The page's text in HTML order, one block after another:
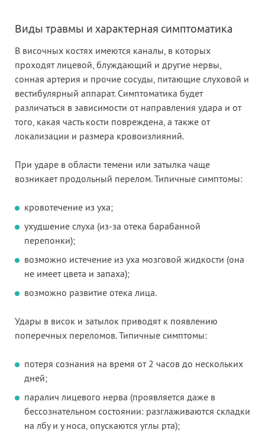
Виды травмы и характерная симптоматика
В височных костях имеются каналы, в которых
проходят лицевой, блуждающий и другие нервы,
сонная артерия и прочие сосуды, питающие слуховой и
вестибулярный аппарат. Симптоматика будет
различаться в зависимости от направления удара и от
того, какая часть кости повреждена, а также от
локализации и размера кровоизлияний.
При ударе в области темени или затылка чаще
возникает продольный перелом. Типичные симптомы:
кровотечение из уха;
ухудшение слуха (из-за отека барабанной
перепонки);
возможно истечение из уха мозговой жидкости (она
не имеет цвета и запаха);
возможно развитие отека лица.
Удары в висок и затылок приводят к появлению
поперечных переломов. Типичные симптомы:
потеря сознания на время от 2 часов до нескольких
дней;
паралич лицевого нерва (проявляется даже в
бессознательном состоянии: разглаживаются складки
на лбу и у носа, опускаются углы рта);